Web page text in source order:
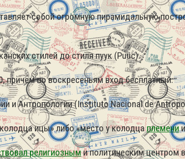
собой огромную пирамидальную
стилей до стиля пуук (Puuc).
причем по воскресеньям вход бесплатный.
и Антропологии (Instituto Nacional de
ицы» либо «место у колодцаплемени
религиозными политическим центром